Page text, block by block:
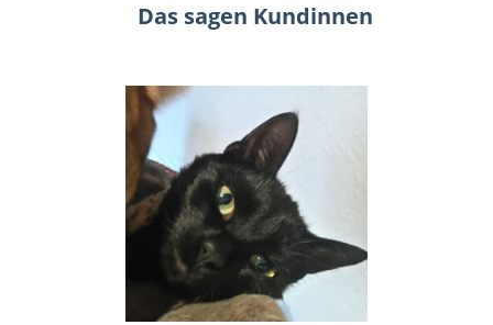
Das sagen Kundinnen